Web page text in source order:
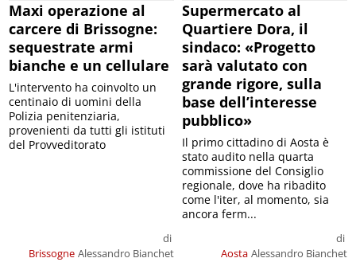
Maxi operazione al
carcere di Brissogne:
sequestrate armi
bianche e un cellulare
Brissogne
di
Alessandro Bianchet
L'intervento ha coinvolto un
centinaio di uomini della
Polizia penitenziaria,
provenienti da tutti gli istituti
del Provveditorato
Supermercato al
Quartiere Dora, il
sindaco: «Progetto
sarà valutato con
grande rigore, sulla
base dell’interesse
pubblico»
Aosta
di
Alessandro Bianchet
Il primo cittadino di Aosta è
stato audito nella quarta
commissione del Consiglio
regionale, dove ha ribadito
come l'iter, al momento, sia
ancora ferm...